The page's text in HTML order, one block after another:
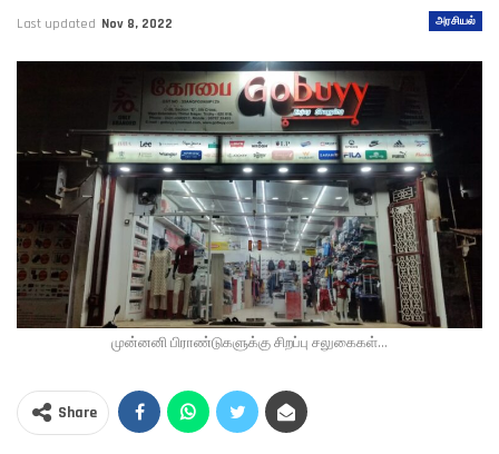
அரசியல்
Last updated Nov 8, 2022
முன்னனி பிராண்டுகளுக்கு சிறப்பு சலுகைகள்...
Share